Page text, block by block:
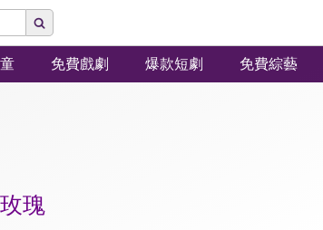
免費戲劇 爆款短劇 免費綜藝
瑰